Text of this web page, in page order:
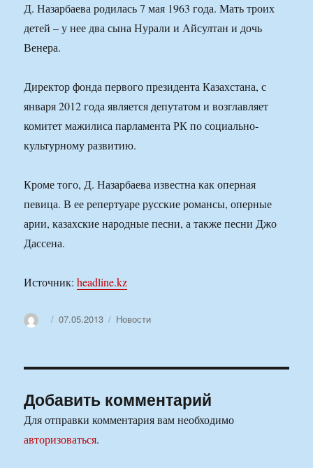
Д. Назарбаева родилась 7 мая 1963 года. Мать троих
детей – у нее два сына Нурали и Айсултан и дочь
Венера.
Директор фонда первого президента Казахстана, с
января 2012 года является депутатом и возглавляет
комитет мажилиса парламента РК по социально-
культурному развитию.
Кроме того, Д. Назарбаева известна как оперная
певица. В ее репертуаре русские романсы, оперные
арии, казахские народные песни, а также песни Джо
Дассена.
Источник:headline.kz
АвторОпубликовано
07.05.2013 Рубрики
Новости
Добавить комментарий
Для отправки комментария вам необходимо
авторизоваться.